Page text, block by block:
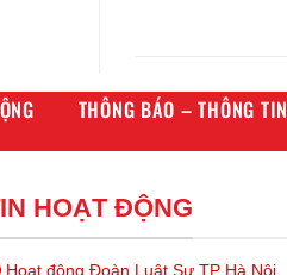
THÔNG BÁO – THÔNG TIN
HOẠT ĐỘNG
Hoạt động Đoàn Luật Sư TP Hà Nội